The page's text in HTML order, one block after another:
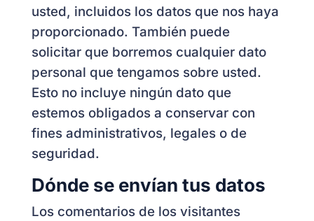
usted, incluidos los datos que nos haya
proporcionado. También puede
solicitar que borremos cualquier dato
personal que tengamos sobre usted.
Esto no incluye ningún dato que
estemos obligados a conservar con
fines administrativos, legales o de
seguridad.
Dónde se envían tus datos
Los comentarios de los visitantes